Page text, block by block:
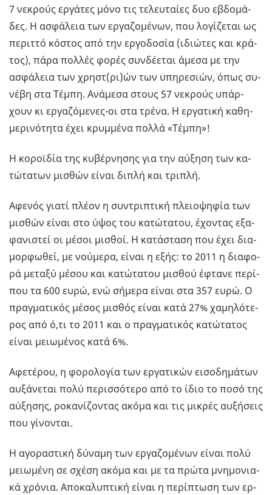
7 νε­κρούς ερ­γά­τες µόνο τις τε­λευ­ταί­ες δυο εβδο­µά­
δες. Η ασφά­λεια των ερ­γα­ζο­µέ­νων, που λο­γί­ζε­ται ως
πε­ριτ­τό κό­στος από την ερ­γο­δο­σία (ιδιώ­τες και κρά­
τος), πάρα πολ­λές φορές συν­δέ­ε­ται άµεσα µε την
ασφά­λεια των χρηστ(ρι)ών των υπη­ρε­σιών, όπως συ­
νέ­βη στα Τέµπη. Ανά­µε­σα στους 57 νε­κρούς υπάρ­
χουν κι ερ­γα­ζό­µε­νες-οι στα τρένα. Η ερ­γα­τι­κή κα­θη­
µε­ρι­νό­τη­τα έχει κρυ­µµέ­να πολλά «Τέµπη»!
Η κο­ροϊ­δία της κυ­βέρ­νη­σης για την αύ­ξη­ση των κα­
τώ­τα­των µι­σθών είναι διπλή και τρι­πλή.
Αφε­νός γιατί πλέον η συ­ντρι­πτι­κή πλειο­ψη­φία των
µι­σθών είναι στο ύψος του κα­τώ­τα­του, έχο­ντας εξα­
φα­νι­στεί οι µέσοι µι­σθοί. Η κα­τά­στα­ση που έχει δια­
µορ­φω­θεί, µε νού­µε­ρα, είναι η εξής: το 2011 η δια­φο­
ρά µε­τα­ξύ µέσου και κα­τώ­τα­του µι­σθού έφτα­νε πε­ρί­
που τα 600 ευρώ, ενώ σή­µε­ρα είναι στα 357 ευρώ. Ο
πρα­γµα­τι­κός µέσος µι­σθός είναι κατά 27% χα­µη­λό­τε­
ρος από ό,τι το 2011 και ο πρα­γµα­τι­κός κα­τώ­τα­τος
είναι µειω­µέ­νος κατά 6%.
Αφε­τέ­ρου, η φο­ρο­λο­γία των ερ­γα­τι­κών ει­σο­δη­µά­των
αυ­ξά­νε­ται πολύ πε­ρισ­σό­τε­ρο από το ίδιο το ποσό της
αύ­ξη­σης, ρο­κα­νί­ζο­ντας ακόµα και τις µι­κρές αυ­ξή­σεις
που γί­νο­νται.
Η αγο­ρα­στι­κή δύ­να­µη των ερ­γα­ζο­µέ­νων είναι πολύ
µειω­µέ­νη σε σχέση ακόµα και µε τα πρώτα µνη­µο­νια­
κά χρό­νια. Απο­κα­λυ­πτι­κή είναι η πε­ρί­πτω­ση των ερ­